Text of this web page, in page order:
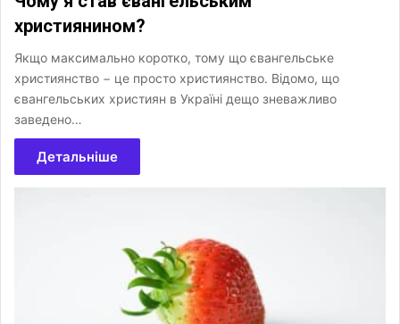
християнином?
Якщо максимально коротко, тому що євангельське
християнство − це просто християнство. Відомо, що
євангельських християн в Україні дещо зневажливо
заведено…
Детальніше